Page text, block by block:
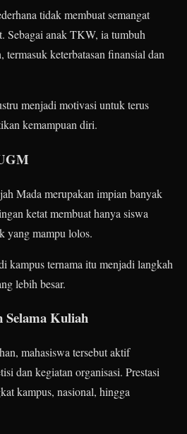
tidak membuat semangat
Sebagai anak TKW, ia tumbuh
termasuk keterbatasan finansial dan
menjadi motivasi untuk terus
kemampuan diri.
Mada merupakan impian banyak
ketat membuat hanya siswa
yang mampu lolos.
kampus ternama itu menjadi langkah
lebih besar.
Selama Kuliah
mahasiswa tersebut aktif
dan kegiatan organisasi. Prestasi
kampus, nasional, hingga